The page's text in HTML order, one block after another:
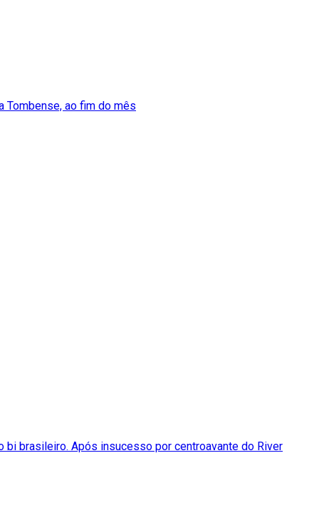
Tombense, ao fim do mês
brasileiro. Após insucesso por centroavante do River